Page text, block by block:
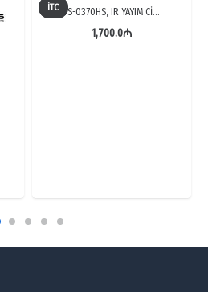
İTC TS-0370HS, IR YAYIM Cİ…
1,700.0₼